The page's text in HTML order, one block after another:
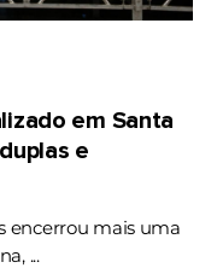
em Santa
e
encerrou mais uma
...